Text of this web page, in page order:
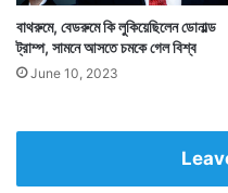
মার্কিন প্রেসিডেন্ট মনে
ক্ষেত্রে গেম চেঞ্জার
আগেই ভারতের কাছে এই
বাথরুমে, বেডরুমে কি লুকিয়েছিলেন ডোনাল্ড
ট্রাম্প, সামনে আসতে চমকে গেল বিশ্ব
June 10, 2023